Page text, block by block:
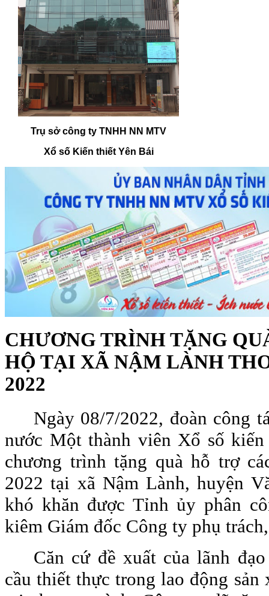
Trụ sở công ty TNHH NN MTV
Xổ số Kiến thiết Yên Bái
CHƯƠNG TRÌNH TẶNG
HỘ TẠI XÃ NẬM LÀNH
2022
Ngày 08/7/2022, đoàn công
nước Một thành viên Xổ số
chương trình tặng quà hỗ trợ
2022 tại xã Nậm Lành, huyện
khó khăn được Tỉnh ủy phân
kiêm Giám đốc Công ty phụ
Căn cứ đề xuất của lãnh
cầu thiết thực trong lao động sản